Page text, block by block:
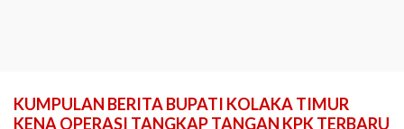
KUMPULAN BERITA BUPATI KOLAKA TIMUR
KENA OPERASI TANGKAP TANGAN KPK TERBARU